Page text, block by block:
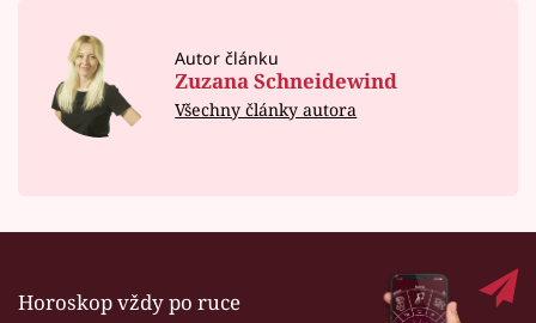
Autor článku
Zuzana Schneidewind
Všechny články autora
Horoskop vždy po ruce